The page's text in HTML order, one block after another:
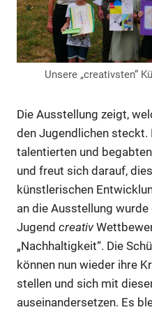
Unsere „creativsten“
Die Ausstellung zeigt,
den Jugendlichen steckt.
talentierten und
und freut sich darauf,
künstlerischen
an die Ausstellung
Jugend creativ
„Nachhaltigkeit“. Die
können nun wieder ihre
stellen und sich mit
auseinandersetzen. Es